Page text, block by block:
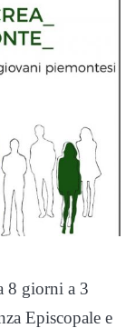
8 giorni a 3
Episcopale e